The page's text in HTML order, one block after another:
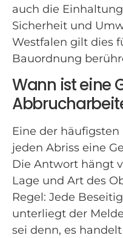
auch die
Sicherheit und
Westfalen gilt dies
Bauordnung
Wann ist eine
Eine der häufigsten
jeden Abriss eine
Die Antwort hängt
Lage und Art des
Regel: Jede
unterliegt der
sei denn, es